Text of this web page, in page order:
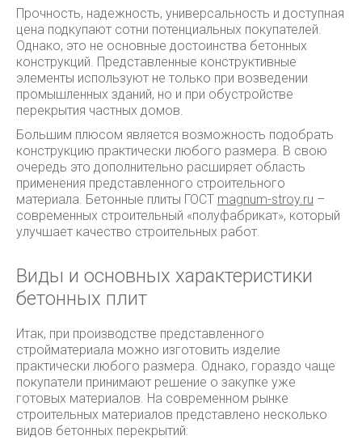
Прочность, надежность, универсальность и доступная
цена подкупают сотни потенциальных покупателей.
Однако, это не основные достоинства бетонных
конструкций. Представленные конструктивные
элементы используют не только при возведении
промышленных зданий, но и при обустройстве
перекрытия частных домов.
Большим плюсом является возможность подобрать
конструкцию практически любого размера. В свою
очередь это дополнительно расширяет область
применения представленного строительного
материала. Бетонные плиты ГОСТ magnum-stroy.ru –
современных строительный «полуфабрикат», который
улучшает качество строительных работ.
Виды и основных характеристики
бетонных плит
Итак, при производстве представленного
стройматериала можно изготовить изделие
практически любого размера. Однако, гораздо чаще
покупатели принимают решение о закупке уже
готовых материалов. На современном рынке
строительных материалов представлено несколько
видов бетонных перекрытий: